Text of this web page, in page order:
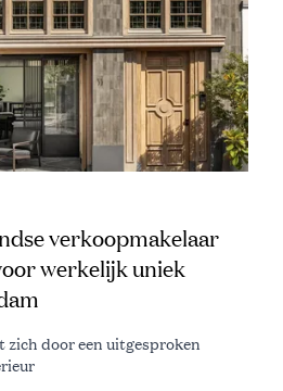
verkoopmakelaar
werkelijk uniek
zich door een uitgesproken